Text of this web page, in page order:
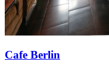
Cafe Berlin